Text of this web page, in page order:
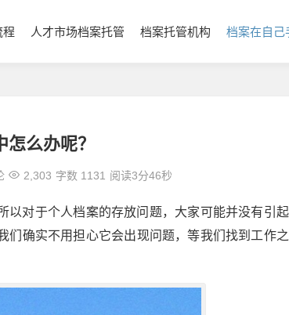
程 人才市场档案托管 档案托管机构 档案在自己
么办呢？
2,303 字数 1131 阅读3分46秒
以对于个人档案的存放问题，大家可能并没有引
们确实不用担心它会出现问题，等我们找到工作